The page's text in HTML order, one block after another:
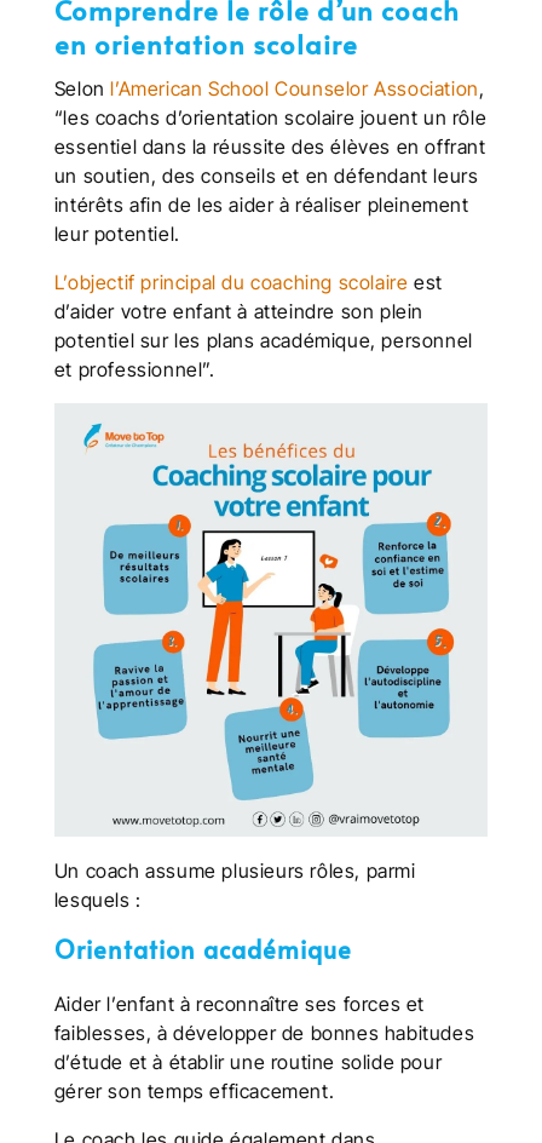
Comprendre le rôle d’un coach
en orientation scolaire
Selon l’American School Counselor Association,
“les coachs d’orientation scolaire jouent un rôle
essentiel dans la réussite des élèves en offrant
un soutien, des conseils et en défendant leurs
intérêts afin de les aider à réaliser pleinement
leur potentiel.
L’objectif principal du coaching scolaire est
d’aider votre enfant à atteindre son plein
potentiel sur les plans académique, personnel
et professionnel”.
Un coach assume plusieurs rôles, parmi
lesquels :
Orientation académique
Aider l’enfant à reconnaître ses forces et
faiblesses, à développer de bonnes habitudes
d’étude et à établir une routine solide pour
gérer son temps efficacement.